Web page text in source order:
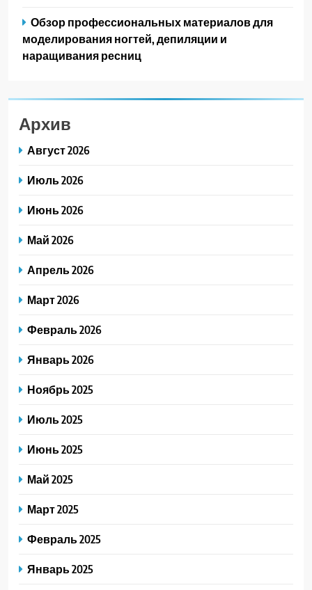
Обзор профессиональных материалов для
моделирования ногтей, депиляции и
наращивания ресниц
Архив
Август 2026
Июль 2026
Июнь 2026
Май 2026
Апрель 2026
Март 2026
Февраль 2026
Январь 2026
Ноябрь 2025
Июль 2025
Июнь 2025
Май 2025
Март 2025
Февраль 2025
Январь 2025